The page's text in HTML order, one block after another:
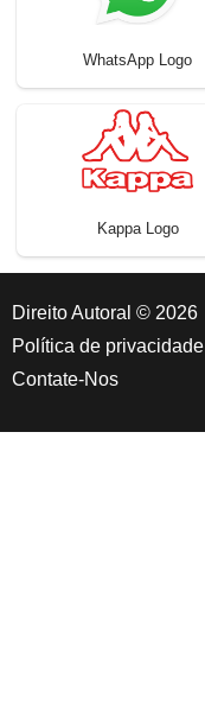
WhatsApp Logo
Kappa Logo
Direito Autoral © 2026
Política de privacidade
Contate-Nos